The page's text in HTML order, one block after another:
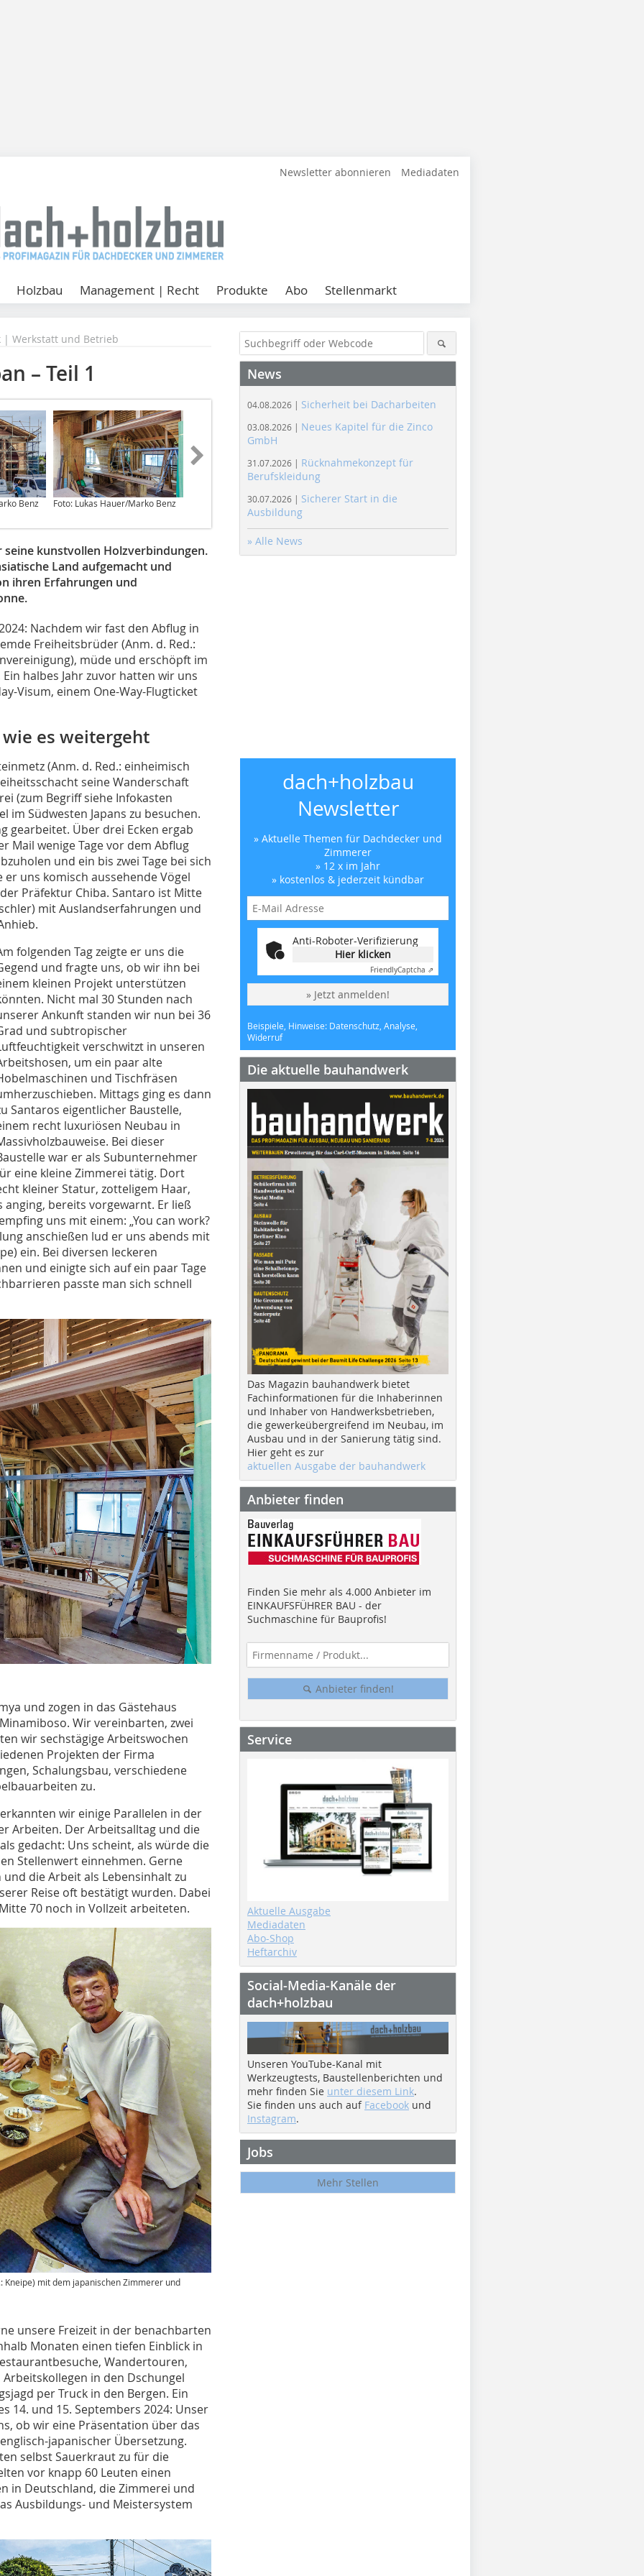
Newsletter abonnieren Mediadaten
Holzbau Management | Recht Produkte Abo Stellenmarkt
| Werkstatt und Betrieb
– Teil 1
Benz Foto: Lukas Hauer/Marko Benz Foto: Lukas Hauer /Marko Benz Foto: Lukas Hauer/Marko Benz
kunstvollen Holzverbindungen.
Land aufgemacht und
ihren Erfahrungen und
Nachdem wir fast den Abflug in
Freiheitsbrüder (Anm. d. Red.:
müde und erschöpft im
halbes Jahr zuvor hatten wir uns
Visum, einem One-Way-Flugticket
es weitergeht
(Anm. d. Red.: einheimisch
seine Wanderschaft
(zum Begriff siehe Infokasten
im Südwesten Japans zu besuchen.
gearbeitet. Über drei Ecken ergab
Mail wenige Tage vor dem Abflug
und ein bis zwei Tage bei sich
uns komisch aussehende Vögel
Präfektur Chiba. Santaro ist Mitte
mit Auslandserfahrungen und
folgenden Tag zeigte er uns die
und fragte uns, ob wir ihn bei
kleinen Projekt unterstützen
Nicht mal 30 Stunden nach
Ankunft standen wir nun bei 36
und subtropischer
verschwitzt in unseren
um ein paar alte
und Tischfräsen
Mittags ging es dann
Santaros eigentlicher Baustelle,
recht ­luxuriösen Neubau in
Bei dieser
war er als ­Subunternehmer
eine kleine Zimmerei tätig. Dort
kleiner Statur, zotteligem Haar,
bereits vorgewarnt. Er ließ
uns mit einem: „You can work?
anschießen lud er uns abends mit
ein. Bei diversen leckeren
und einigte sich auf ein paar Tage
passte man sich schnell
und zogen in das Gästehaus
Wir vereinbarten, zwei
wir sechstägige Arbeitswochen
Projekten der Firma
Schalungsbau, verschiedene
zu.
wir einige Parallelen in der
Arbeiten. Der Arbeitsalltag und die
gedacht: Uns scheint, als würde die
Stellenwert einnehmen. Gerne
die Arbeit als Lebensinhalt zu
Reise oft bestätigt wurden. Dabei
70 noch in Vollzeit arbeiteten.
Kneipe) mit dem japanischen Zimmerer und
unsere Freizeit in der benachbarten
Monaten einen tiefen Einblick in
Wandertouren,
in den Dschungel
per Truck in den Bergen. Ein
14. und 15. Septembers 2024: Unser
ob wir eine Präsentation über das
japanischer Übersetzung.
selbst Sauerkraut zu für die
vor knapp 60 Leuten einen
in Deutschland, die Zimmerei und
Ausbildungs- und Meistersystem
News
04.08.2026 | Sicherheit bei Dacharbeiten
03.08.2026 | Neues Kapitel für die Zinco
GmbH
31.07.2026 | Rücknahmekonzept für
Berufskleidung
30.07.2026 | Sicherer Start in die
Ausbildung
» Alle News
dach+holzbau
Newsletter
» Aktuelle Themen für Dachdecker und
Zimmerer
» 12 x im Jahr
» kostenlos & jederzeit kündbar
Anti-Roboter-Verifizierung
Hier klicken
FriendlyCaptcha ⇗
» Jetzt anmelden!
Beispiele, Hinweise: Datenschutz, Analyse,
Widerruf
Die aktuelle bauhandwerk
Das Magazin bauhandwerk bietet
Fachinformationen für die Inhaberinnen
und Inhaber von Handwerksbetrieben,
die gewerkeübergreifend im Neubau, im
Ausbau und in der Sanierung tätig sind.
Hier geht es zur
aktuellen Ausgabe der bauhandwerk
Anbieter finden
Finden Sie mehr als 4.000 Anbieter im
EINKAUFSFÜHRER BAU - der
Suchmaschine für Bauprofis!
Anbieter finden!
Service
Aktuelle Ausgabe
Mediadaten
Abo-Shop
Heftarchiv
Social-Media-Kanäle der
dach+holzbau
Unseren YouTube-Kanal mit
Werkzeugtests, Baustellenberichten und
mehr finden Sie unter diesem Link.
Sie finden uns auch auf Facebook und
Instagram.
Jobs
Mehr Stellen